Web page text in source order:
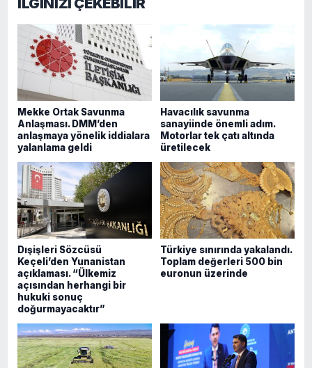
İLGİNİZİ ÇEKEBİLİR
Mekke Ortak Savunma
Anlaşması. DMM’den
anlaşmaya yönelik iddialara
yalanlama geldi
Havacılık savunma
sanayiinde önemli adım.
Motorlar tek çatı altında
üretilecek
Dışişleri Sözcüsü
Keçeli’den Yunanistan
açıklaması. “Ülkemiz
açısından herhangi bir
hukuki sonuç
doğurmayacaktır”
Türkiye sınırında yakalandı.
Toplam değerleri 500 bin
euronun üzerinde